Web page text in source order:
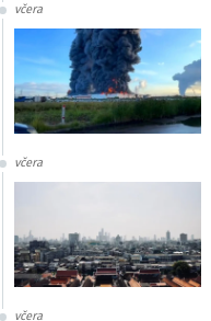
včera
včera
včera